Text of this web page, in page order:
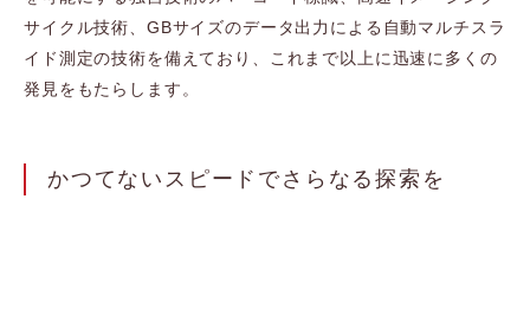
サイクル技術、GBサイズのデータ出力による自動マルチスラ
イド測定の技術を備えており、これまで以上に迅速に多くの
発見をもたらします。
かつてないスピードでさらなる探索を